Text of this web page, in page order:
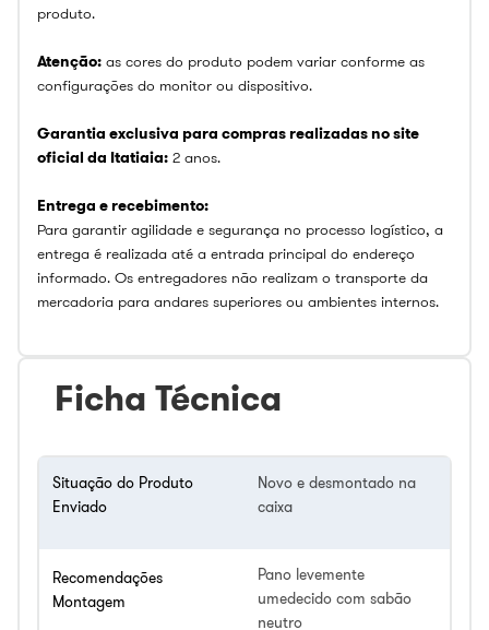
produto.
Atenção: as cores do produto podem variar conforme as
configurações do monitor ou dispositivo.
Garantia exclusiva para compras realizadas no site
oficial da Itatiaia: 2 anos.
Entrega e recebimento:
Para garantir agilidade e segurança no processo logístico, a
entrega é realizada até a entrada principal do endereço
informado. Os entregadores não realizam o transporte da
mercadoria para andares superiores ou ambientes internos.
Ficha Técnica
Situação do Produto
Enviado
Novo e desmontado na
caixa
Recomendações
Montagem
Pano levemente
umedecido com sabão
neutro